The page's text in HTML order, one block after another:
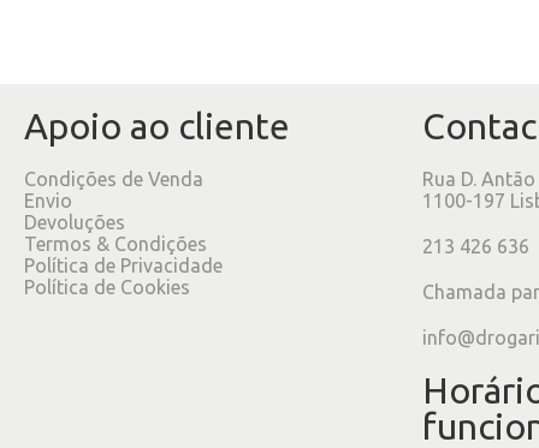
Apoio ao cliente
Condições de Venda
Envio
Devoluções
Termos & Condições
Política de Privacidade
Política de Cookies
Rua D.
1100-197
213 426 636
Chamada